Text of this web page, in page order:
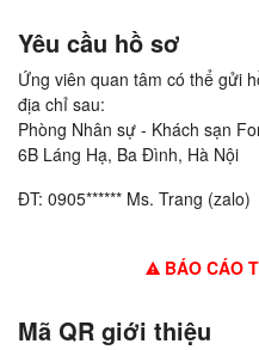
Yêu cầu hồ sơ
Ứng viên quan tâm có thể gửi
địa chỉ sau:
Phòng Nhân sự - Khách sạn
6B Láng Hạ, Ba Đình, Hà Nội
ĐT: 0905****** Ms. Trang (zalo)
BÁO CÁO
Mã QR giới thiệu